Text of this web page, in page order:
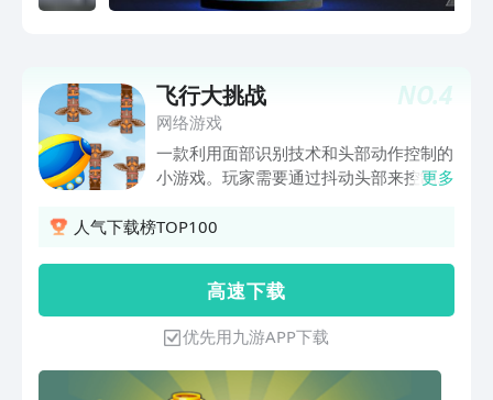
NO.4
飞行大挑战
网络游戏
一款利用面部识别技术和头部动作控制的
小游戏。玩家需要通过抖动头部来控制飞
自己的反应速度和灵活性。
更多
人气下载榜TOP100
高 速 下 载
优先用九游APP下载